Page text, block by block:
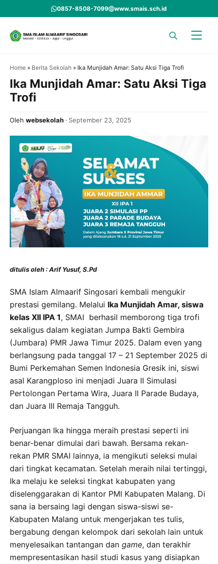
to
content
0857-8508-7099 www.smais.sch.id
Home » Berita Sekolah » Ika Munjidah Amar: Satu Aksi Tiga Trofi
Ika Munjidah Amar: Satu Aksi Tiga
Trofi
Oleh websekolah September 23, 2025
ditulis oleh : Arif Yusuf, S.Pd
SMA Islam Almaarif Singosari kembali mengukir
prestasi gemilang. Melalui Ika Munjidah Amar, siswa
kelas XII IPA 1, SMAI berhasil memborong tiga trofi
sekaligus dalam kegiatan Jumpa Bakti Gembira
(Jumbara) PMR Jawa Timur 2025. Dalam even yang
berlangsung pada tanggal 17 – 21 September 2025 di
Bumi Perkemahan Semen Indonesia Gresik ini, siswi
asal Karangploso ini menjadi Juara II Simulasi
Pertolongan Pertama Wira, Juara II Parade Budaya,
dan Juara III Remaja Tangguh.
Perjuangan Ika hingga meraih prestasi seperti ini
benar-benar dimulai dari bawah. Bersama rekan-
rekan PMR SMAI lainnya, ia mengikuti seleksi mulai
dari tingkat kecamatan. Setelah meraih nilai tertinggi,
Ika melaju ke seleksi tingkat kabupaten yang
diselenggarakan di Kantor PMI Kabupaten Malang. Di
sana ia bersaing lagi dengan siswa-siswi se-
Kabupaten Malang untuk mengerjakan tes tulis,
bergabung dengan kelompok dari sekolah lain untuk
menyelesaikan tantangan dan game, dan terakhir
mempresentasikan hasil studi kasus yang disiapkan